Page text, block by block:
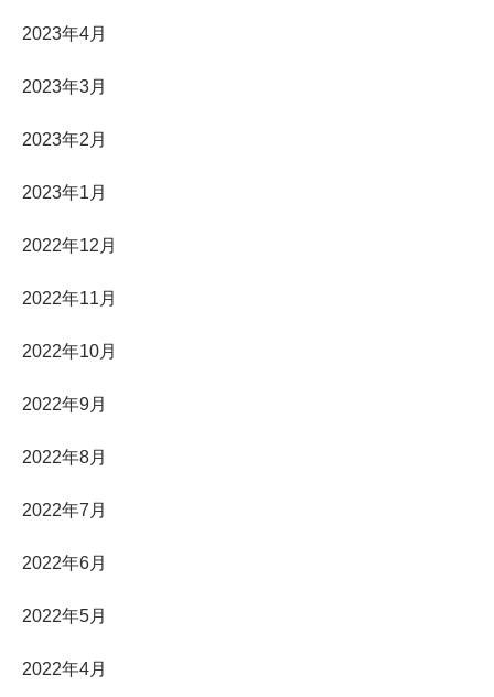
2023年4月
2023年3月
2023年2月
2023年1月
2022年12月
2022年11月
2022年10月
2022年9月
2022年8月
2022年7月
2022年6月
2022年5月
2022年4月